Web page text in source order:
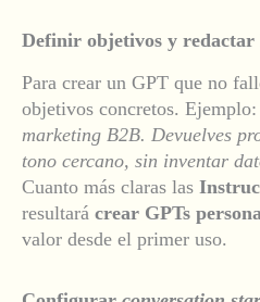
Definir objetivos y redactar
Para crear un GPT que no
objetivos concretos. Ejemplo:
marketing B2B. Devuelves
tono cercano, sin inventar
Cuanto más claras las
resultará crear GPTs
valor desde el primer uso.